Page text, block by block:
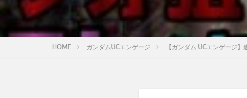
HOME ガンダムUCエンゲージ 【ガンダム UCエンゲージ